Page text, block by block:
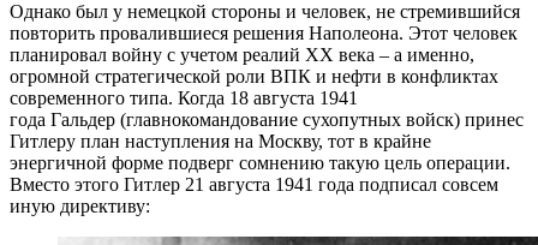
Однако был у немецкой стороны и человек, не стремившийся
повторить провалившиеся решения Наполеона. Этот человек
планировал войну с учетом реалий XX века – а именно,
огромной стратегической роли ВПК и нефти в конфликтах
современного типа. Когда 18 августа 1941
года Гальдер (главнокомандование сухопутных войск) принес
Гитлеру план наступления на Москву, тот в крайне
энергичной форме подверг сомнению такую цель операции.
Вместо этого Гитлер 21 августа 1941 года подписал совсем
иную директиву: